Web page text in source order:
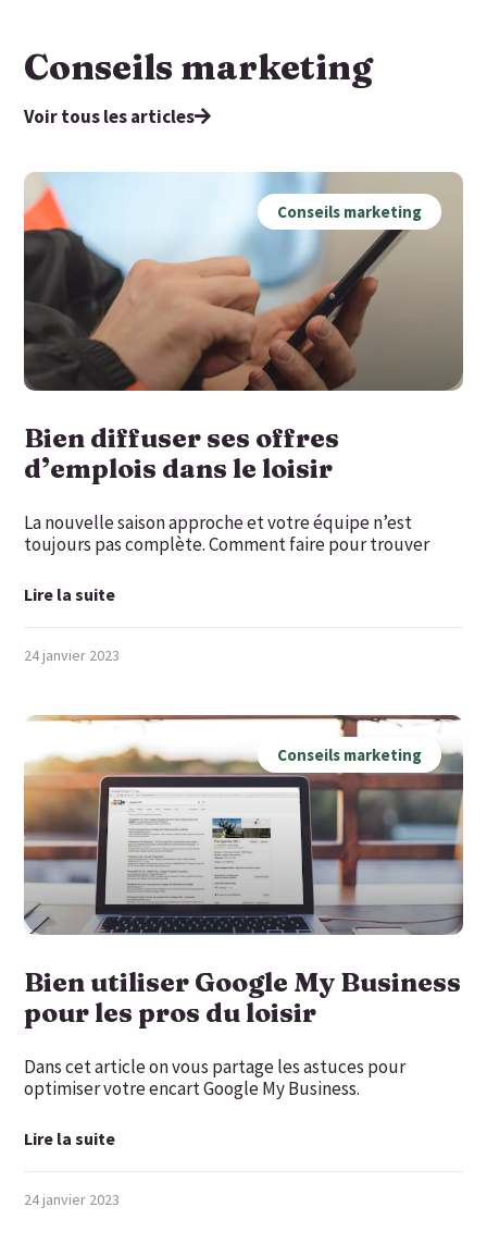
Conseils marketing
Voir tous les articles
Conseils marketing
Bien diffuser ses offres
d’emplois dans le loisir
La nouvelle saison approche et votre équipe n’est
toujours pas complète. Comment faire pour trouver
Lire la suite
24 janvier 2023
Conseils marketing
Bien utiliser Google My Business
pour les pros du loisir
Dans cet article on vous partage les astuces pour
optimiser votre encart Google My Business.
Lire la suite
24 janvier 2023